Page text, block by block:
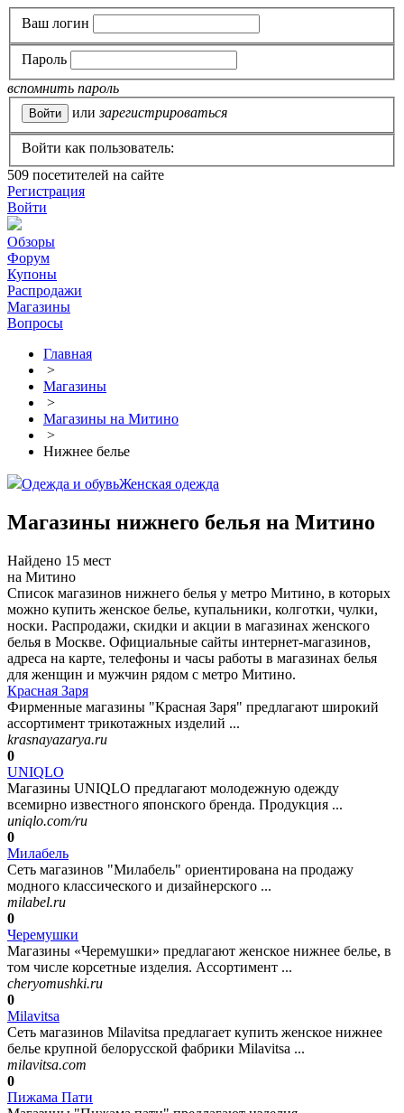
Ваш логин
Пароль
вспомнить пароль
или зарегистрироваться
Войти как пользователь:
509 посетителей на сайте
Регистрация
Войти
Обзоры
Форум
Купоны
Распродажи
Магазины
Вопросы
Главная
>
Магазины
>
Магазины на Митино
>
Нижнее белье
Одежда и обувьЖенская одежда
Магазины нижнего белья на Митино
Найдено 15 мест
на Митино
Список магазинов нижнего белья у метро Митино, в которых
можно купить женское белье, купальники, колготки, чулки,
носки. Распродажи, скидки и акции в магазинах женского
белья в Москве. Официальные сайты интернет-магазинов,
адреса на карте, телефоны и часы работы в магазинах белья
для женщин и мужчин рядом с метро Митино.
Красная Заря
Фирменные магазины "Красная Заря" предлагают широкий
ассортимент трикотажных изделий ...
krasnayazarya.ru
0
UNIQLO
Магазины UNIQLO предлагают молодежную одежду
всемирно известного японского бренда. Продукция ...
uniqlo.com/ru
0
Милабель
Сеть магазинов "Милабель" ориентирована на продажу
модного классического и дизайнерского ...
milabel.ru
0
Черемушки
Магазины «Черемушки» предлагают женское нижнее белье, в
том числе корсетные изделия. Ассортимент ...
cheryomushki.ru
0
Milavitsa
Сеть магазинов Milavitsa предлагает купить женское нижнее
белье крупной белорусской фабрики Milavitsa ...
milavitsa.com
0
Пижама Пати